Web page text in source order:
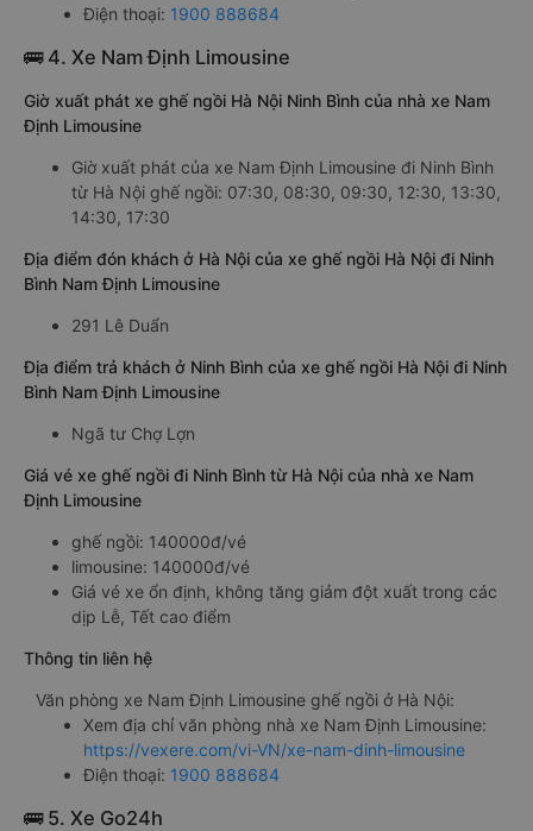
Điện thoại: 1900 888684
🚌 4. Xe Nam Định Limousine
Giờ xuất phát xe ghế ngồi Hà Nội Ninh Bình của nhà xe Nam
Định Limousine
Giờ xuất phát của xe Nam Định Limousine đi Ninh Bình
từ Hà Nội ghế ngồi: 07:30, 08:30, 09:30, 12:30, 13:30,
14:30, 17:30
Địa điểm đón khách ở Hà Nội của xe ghế ngồi Hà Nội đi Ninh
Bình Nam Định Limousine
291 Lê Duẩn
Địa điểm trả khách ở Ninh Bình của xe ghế ngồi Hà Nội đi Ninh
Bình Nam Định Limousine
Ngã tư Chợ Lợn
Giá vé xe ghế ngồi đi Ninh Bình từ Hà Nội của nhà xe Nam
Định Limousine
ghế ngồi: 140000đ/vé
limousine: 140000đ/vé
Giá vé xe ổn định, không tăng giảm đột xuất trong các
dịp Lễ, Tết cao điểm
Thông tin liên hệ
Văn phòng xe Nam Định Limousine ghế ngồi ở Hà Nội:
Xem địa chỉ văn phòng nhà xe Nam Định Limousine:
https://vexere.com/vi-VN/xe-nam-dinh-limousine
Điện thoại: 1900 888684
🚌 5. Xe Go24h